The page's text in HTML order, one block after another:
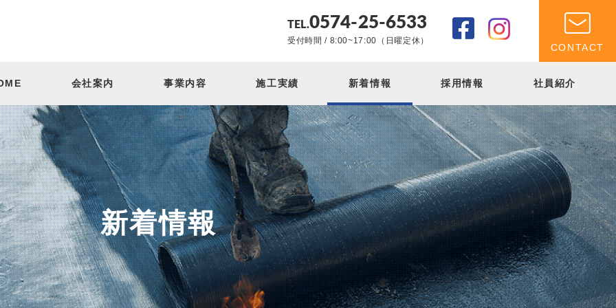
TEL.0574-25-6533
受付時間 / 8:00~17:00（日曜定休）
CONTACT
会社案内 事業内容 施工実績 新着情報 採用情報 社員紹介
新着情報